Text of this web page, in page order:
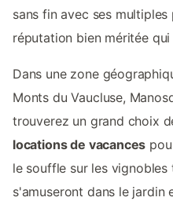
sans fin avec ses
réputation bien méritée
Dans une zone
Monts du Vaucluse,
trouverez un grand choix
locations de vacances
le souffle sur les
s'amuseront dans le jardin